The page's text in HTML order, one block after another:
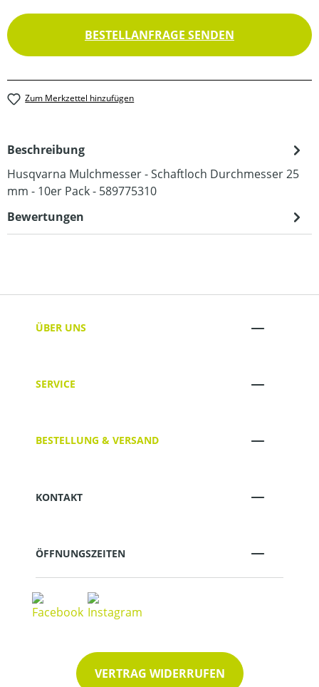
BESTELLANFRAGE SENDEN
Zum Merkzettel hinzufügen
Beschreibung
Husqvarna Mulchmesser - Schaftloch Durchmesser 25
mm - 10er Pack - 589775310
Bewertungen
ÜBER UNS
SERVICE
BESTELLUNG & VERSAND
KONTAKT
ÖFFNUNGSZEITEN
VERTRAG WIDERRUFEN